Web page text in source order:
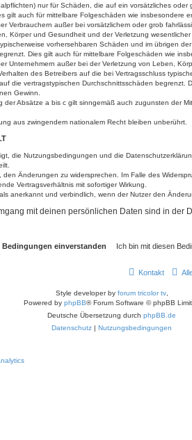
nur für Schäden, die auf ein vorsätzliches oder
gilt auch für mittelbare Folgeschäden wie insbesondere
Verbrauchern außer bei vorsätzlichem oder grob
Körper und Gesundheit und der Verletzung
vorhersehbaren Schäden und im übrigen
Dies gilt auch für mittelbare Folgeschäden wie
Unternehmern außer bei der Verletzung von Leben,
des Betreibers auf die bei Vertragsschluss
die vertragstypischen Durchschnittsschäden begrenzt.
Gewinn.
der Absätze a bis c gilt sinngemäß auch zugunsten der
aus zwingendem nationalem Recht bleiben unberührt.
die Nutzungsbedingungen und die
den Änderungen zu widersprechen. Im Falle des
Vertragsverhältnis mit sofortiger Wirkung.
anerkannt und verbindlich, wenn der Nutzer den
mit deinen persönlichen Daten sind in der
Kontakt
Style developer by forum tricolor tv,
Powered by phpBB® Forum Software © phpBB
Deutsche Übersetzung durch phpBB.de
Datenschutz | Nutzungsbedingungen